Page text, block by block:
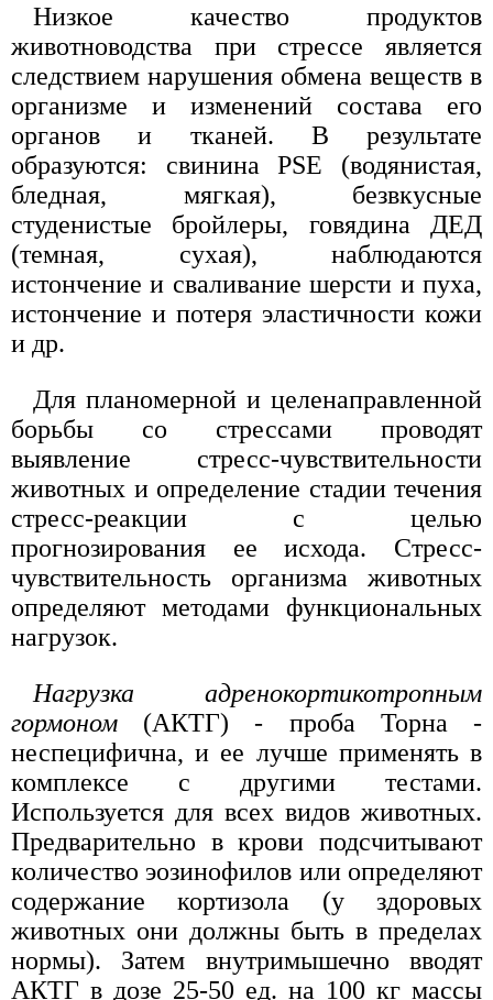
Низкое качество продуктов
животноводства при стрессе является
следствием нарушения обмена веществ в
организме и изменений состава его
органов и тканей. В результате
образуются: свинина PSE (водянистая,
бледная, мягкая), безвкусные
студенистые бройлеры, говядина ДЕД
(темная, сухая), наблюдаются
истончение и сваливание шерсти и пуха,
истончение и потеря эластичности кожи
и др.
Для планомерной и целенаправленной
борьбы со стрессами проводят
выявление стресс-чувствительности
животных и определение стадии течения
стресс-реакции с целью
прогнозирования ее исхода. Стресс-
чувствительность организма животных
определяют методами функциональных
нагрузок.
Нагрузка адренокортикотропным
гормоном (АКТГ) - проба Торна -
неспецифична, и ее лучше применять в
комплексе с другими тестами.
Используется для всех видов животных.
Предварительно в крови подсчитывают
количество эозинофилов или определяют
содержание кортизола (у здоровых
животных они должны быть в пределах
нормы). Затем внутримышечно вводят
АКТГ в дозе 25-50 ед. на 100 кг массы